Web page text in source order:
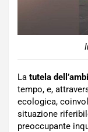
La tutela
tempo, e,
ecologica,
situazione
preoccupante